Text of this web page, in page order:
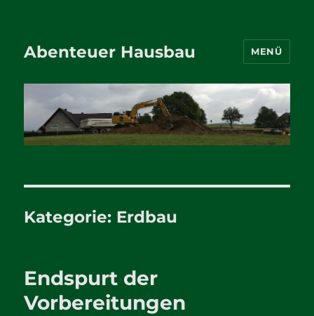
Abenteuer Hausbau MENÜ
Kategorie: Erdbau
Endspurt der
Vorbereitungen